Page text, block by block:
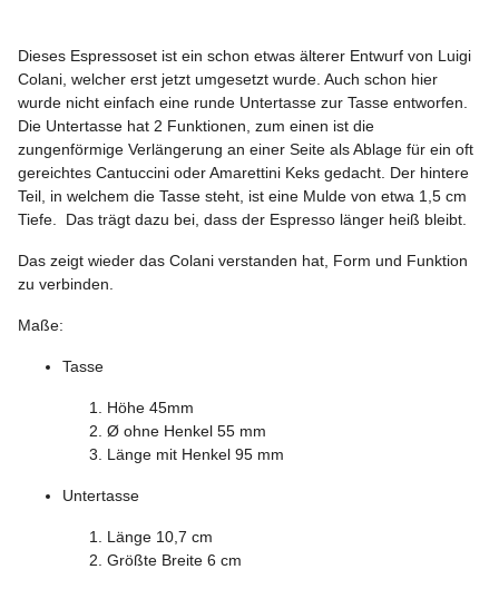
Dieses Espressoset ist ein schon etwas älterer Entwurf von Luigi
Colani, welcher erst jetzt umgesetzt wurde. Auch schon hier
wurde nicht einfach eine runde Untertasse zur Tasse entworfen.
Die Untertasse hat 2 Funktionen, zum einen ist die
zungenförmige Verlängerung an einer Seite als Ablage für ein oft
gereichtes Cantuccini oder Amarettini Keks gedacht. Der hintere
Teil, in welchem die Tasse steht, ist eine Mulde von etwa 1,5 cm
Tiefe. Das trägt dazu bei, dass der Espresso länger heiß bleibt.
Das zeigt wieder das Colani verstanden hat, Form und Funktion
zu verbinden.
Maße:
Tasse
Höhe 45mm
Ø ohne Henkel 55 mm
Länge mit Henkel 95 mm
Untertasse
Länge 10,7 cm
Größte Breite 6 cm